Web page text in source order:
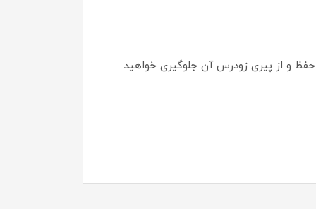
و از پیری زودرس آن جلوگیری خواهید